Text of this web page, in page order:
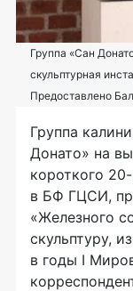
Группа «Сан
скульптурная
Предоставлено
Группа
Донато» на
короткого
в БФ ГЦСИ,
«Железного
скульптуру,
в годы I